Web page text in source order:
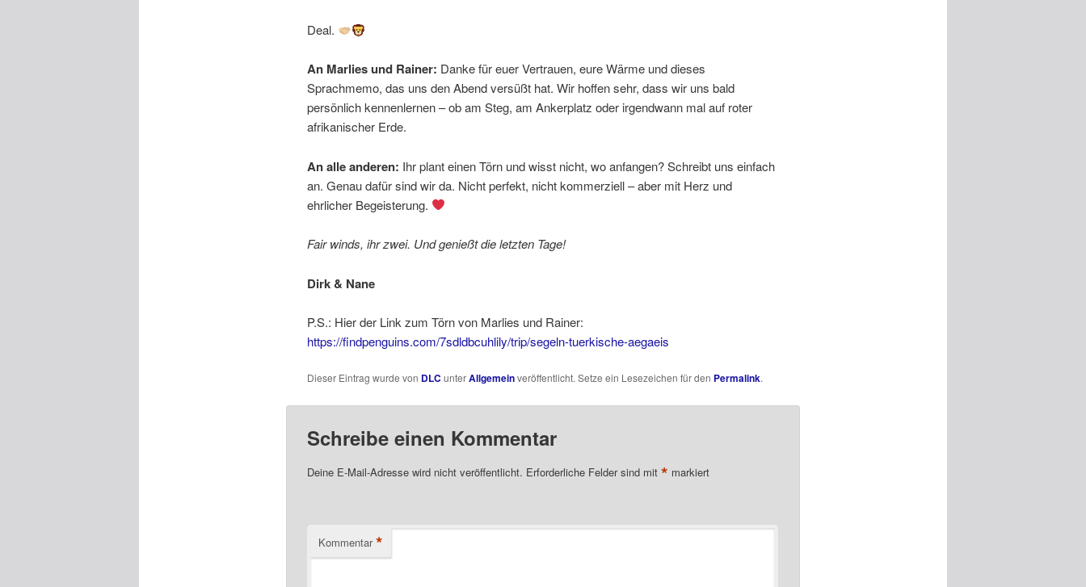
Deal.
An Marlies und Rainer: Danke für euer Vertrauen, eure Wärme und dieses
Sprachmemo, das uns den Abend versüßt hat. Wir hoffen sehr, dass wir uns bald
persönlich kennenlernen – ob am Steg, am Ankerplatz oder irgendwann mal auf roter
afrikanischer Erde.
An alle anderen: Ihr plant einen Törn und wisst nicht, wo anfangen? Schreibt uns einfach
an. Genau dafür sind wir da. Nicht perfekt, nicht kommerziell – aber mit Herz und
ehrlicher Begeisterung.
Fair winds, ihr zwei. Und genießt die letzten Tage!
Dirk & Nane
P.S.: Hier der Link zum Törn von Marlies und Rainer:
https://findpenguins.com/7sdldbcuhlily/trip/segeln-tuerkische-aegaeis
Dieser Eintrag wurde von DLC unterAllgemeinveröffentlicht. Setze ein Lesezeichen für den Permalink.
Schreibe einen Kommentar
Deine E-Mail-Adresse wird nicht veröffentlicht. Erforderliche Felder sind mit * markiert
Kommentar *